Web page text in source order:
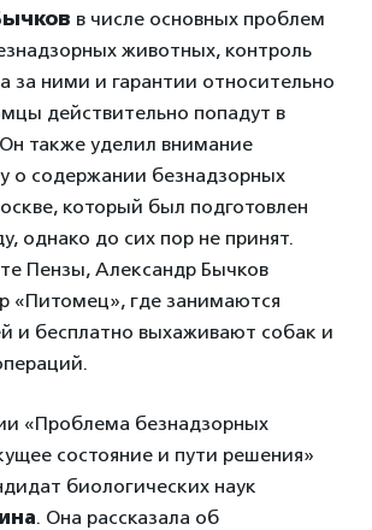
в числе основных проблем
животных, контроль
за ними и гарантии относительно
действительно попадут в
также уделил внимание
о содержании безнадзорных
который был подготовлен
однако до сих пор не принят.
Пензы, Александр Бычков
«Питомец», где занимаются
и бесплатно выхаживают собак и
«Проблема безнадзорных
состояние и пути решения»
биологических наук
. Она рассказала об